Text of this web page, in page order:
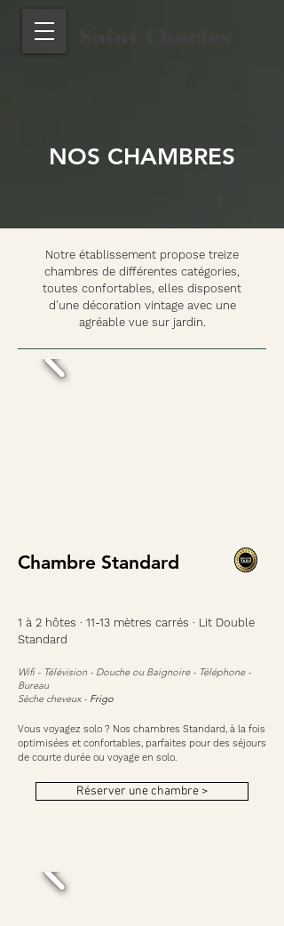
NOS CHAMBRES
Notre établissement propose treize
chambres de différentes catégories,
toutes confortables, elles disposent
d'une décoration vintage avec une
agréable vue sur jardin.
Chambre Standard
1 à 2 hôtes · 11-13 mètres carrés · Lit Double
Standard
Wifi - Télévision - Douche ou Baignoire - Téléphone -
Bureau
Sèche cheveux - Frigo
Vous voyagez solo ? Nos chambres Standard, à la fois
optimisées et confortables, parfaites pour des séjours
de courte durée ou voyage en solo.
Réserver une chambre >